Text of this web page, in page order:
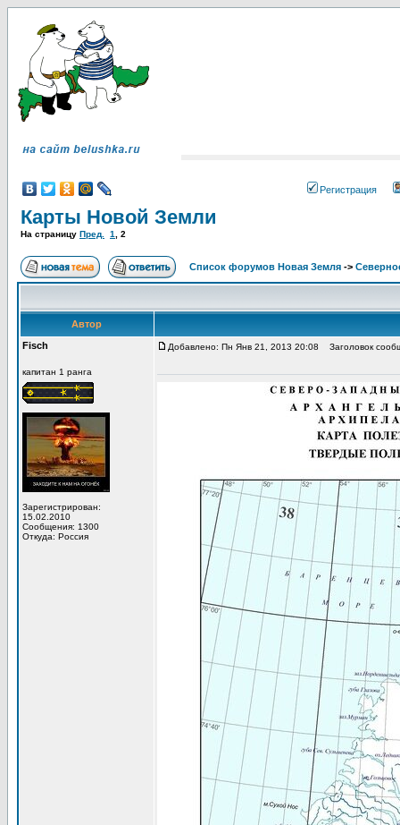
Регистрация
Карты Новой Земли
На страницу Пред. 1 2
Список форумов Новая Земля ->
Автор
Fisch
капитан 1 ранга
Зарегистрирован:
15.02.2010
Сообщения: 1300
Откуда: Россия
Добавлено: Пн Янв 21, 2013 20:08 Заголовок